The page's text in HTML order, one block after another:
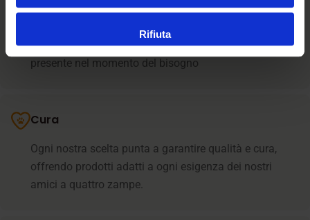
Rifiuta
La relazione umana è il cuore dell’assistenza il nostro
team supporta i clienti in ogni fase e resta sempre
presente nel momento del bisogno
Cura
Ogni nostra scelta punta a garantire qualità e cura,
offrendo prodotti adatti a ogni esigenza dei nostri
amici a quattro zampe.